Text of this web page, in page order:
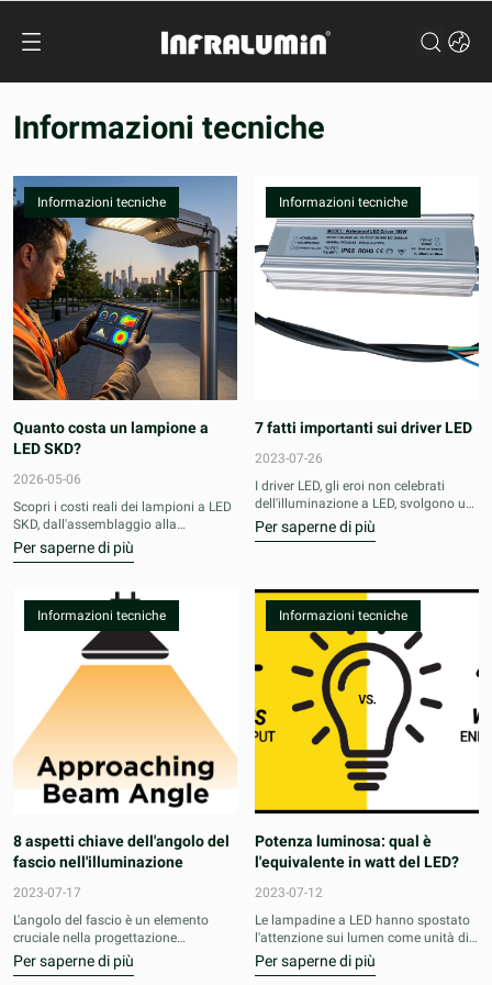
Informazioni tecniche
Informazioni tecniche
Quanto costa un lampione a
LED SKD?
2026-05-06
Scopri i costi reali dei lampioni a LED
SKD, dall'assemblaggio alla
manutenzione. Risparmia su
spedizione e dazi doganali con le
Per saperne di più
Informazioni tecniche
7 fatti importanti sui driver LED
2023-07-26
I driver LED, gli eroi non celebrati
dell'illuminazione a LED, svolgono un
ruolo cruciale nella regolazione
dell'alimentazione dei LED per un
questi driver, i tipi disponibili e le
considerazioni chiave per la selezione
Per saperne di più
Informazioni tecniche
8 aspetti chiave dell'angolo del
fascio nell'illuminazione
2023-07-17
L'angolo del fascio è un elemento
cruciale nella progettazione
dell'illuminazione. Ci sono 8 aspetti
chiave che dovresti sapere al
Per saperne di più
Informazioni tecniche
Potenza luminosa: qual è
l'equivalente in watt del LED?
2023-07-12
Le lampadine a LED hanno spostato
l'attenzione sui lumen come unità di
misura primaria, richiedendo di
trovare un LED equivalente alla
Per saperne di più